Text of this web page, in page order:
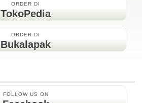
ORDER DI
TokoPedia
ORDER DI
Bukalapak
FOLLOW US ON